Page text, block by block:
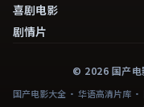
喜剧电影
剧情片
© 2026 国产
国产电影大全 · 华语高清片库